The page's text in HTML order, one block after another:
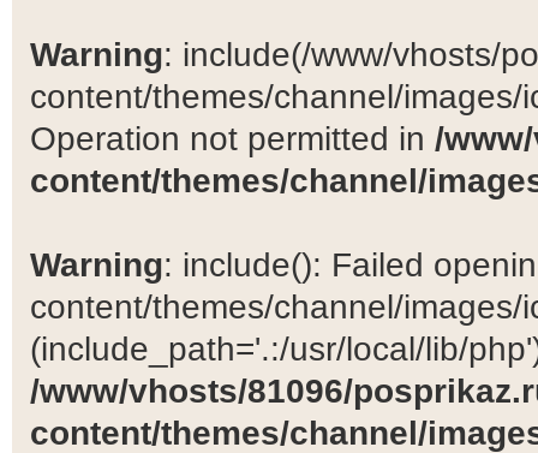
Warning: include(/www/vhosts/
content/themes/channel/
Operation not permitted in /
content/themes/channel/
Warning: include(): Failed
content/themes/channel/images/
(include_path='.:/usr/local/lib/
/www/vhosts/81096/
content/themes/channel/